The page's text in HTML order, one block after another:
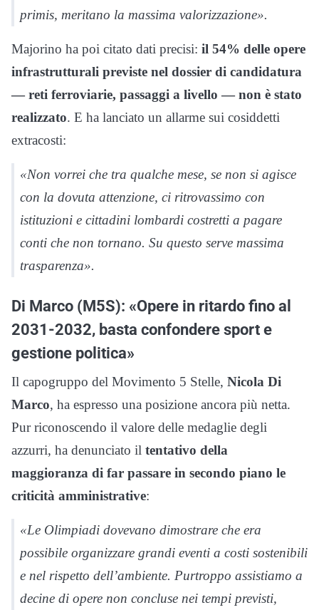
primis, meritano la massima valorizzazione».
Majorino ha poi citato dati precisi: il 54% delle opere
infrastrutturali previste nel dossier di candidatura
— reti ferroviarie, passaggi a livello — non è stato
realizzato. E ha lanciato un allarme sui cosiddetti
extracosti:
«Non vorrei che tra qualche mese, se non si agisce
con la dovuta attenzione, ci ritrovassimo con
istituzioni e cittadini lombardi costretti a pagare
conti che non tornano. Su questo serve massima
trasparenza».
Di Marco (M5S): «Opere in ritardo fino al
2031-2032, basta confondere sport e
gestione politica»
Il capogruppo del Movimento 5 Stelle, Nicola Di
Marco, ha espresso una posizione ancora più netta.
Pur riconoscendo il valore delle medaglie degli
azzurri, ha denunciato il tentativo della
maggioranza di far passare in secondo piano le
criticità amministrative:
«Le Olimpiadi dovevano dimostrare che era
possibile organizzare grandi eventi a costi sostenibili
e nel rispetto dell’ambiente. Purtroppo assistiamo a
decine di opere non concluse nei tempi previsti,